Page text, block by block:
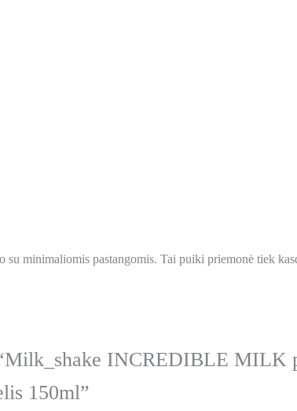
su minimaliomis pastangomis. Tai puiki priemonė tiek
INCREDIBLE MILK
150ml”